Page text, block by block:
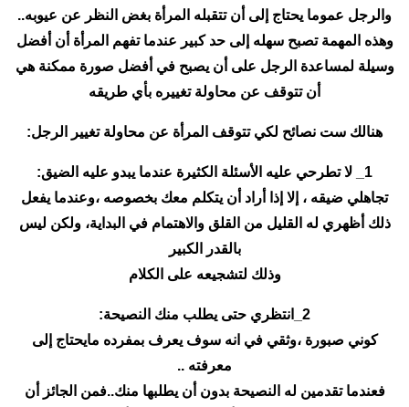
والرجل عموما يحتاج إلى أن تتقبله المرأة بغض النظر عن عيوبه..
وهذه المهمة تصبح سهله إلى حد كبير عندما تفهم المرأة أن أفضل
وسيلة لمساعدة الرجل على أن يصبح في أفضل صورة ممكنة هي
أن تتوقف عن محاولة تغييره بأي طريقه
هنالك ست نصائح لكي تتوقف المرأة عن محاولة تغيير الرجل:
1_ لا تطرحي عليه الأسئلة الكثيرة عندما يبدو عليه الضيق:
تجاهلي ضيقه ، إلا إذا أراد أن يتكلم معك بخصوصه ،وعندما يفعل
ذلك أظهري له القليل من القلق والاهتمام في البداية، ولكن ليس
بالقدر الكبير
وذلك لتشجيعه على الكلام
2_انتظري حتى يطلب منك النصيحة:
كوني صبورة ،وثقي في انه سوف يعرف بمفرده مايحتاج إلى
معرفته ..
فعندما تقدمين له النصيحة بدون أن يطلبها منك..فمن الجائز أن